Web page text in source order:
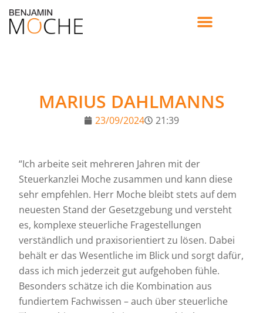
MARIUS DAHLMANNS
23/09/2024 21:39
“Ich arbeite seit mehreren Jahren mit der
Steuerkanzlei Moche zusammen und kann diese
sehr empfehlen. Herr Moche bleibt stets auf dem
neuesten Stand der Gesetzgebung und versteht
es, komplexe steuerliche Fragestellungen
verständlich und praxisorientiert zu lösen. Dabei
behält er das Wesentliche im Blick und sorgt dafür,
dass ich mich jederzeit gut aufgehoben fühle.
Besonders schätze ich die Kombination aus
fundiertem Fachwissen – auch über steuerliche